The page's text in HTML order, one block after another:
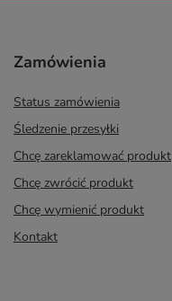
Zamówienia
Status zamówienia
Śledzenie przesyłki
Chcę zareklamować produkt
Chcę zwrócić produkt
Chcę wymienić produkt
Kontakt